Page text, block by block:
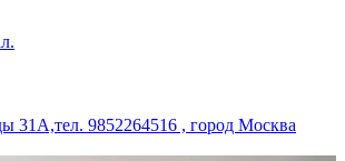
31А,тел. 9852264516 , город Москва